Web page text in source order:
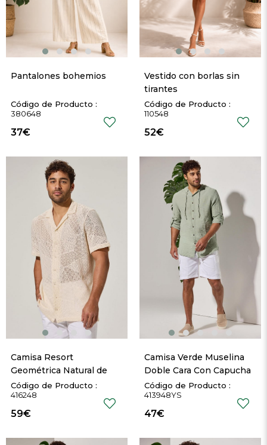
Pantalones bohemios
380648
37€
Vestido con borlas sin
tirantes
110548
52€
Camisa Resort
Geométrica Natural de
Manga Corta
416248
59€
Camisa Verde Muselina
Doble Cara Con Capucha
413948YS
47€